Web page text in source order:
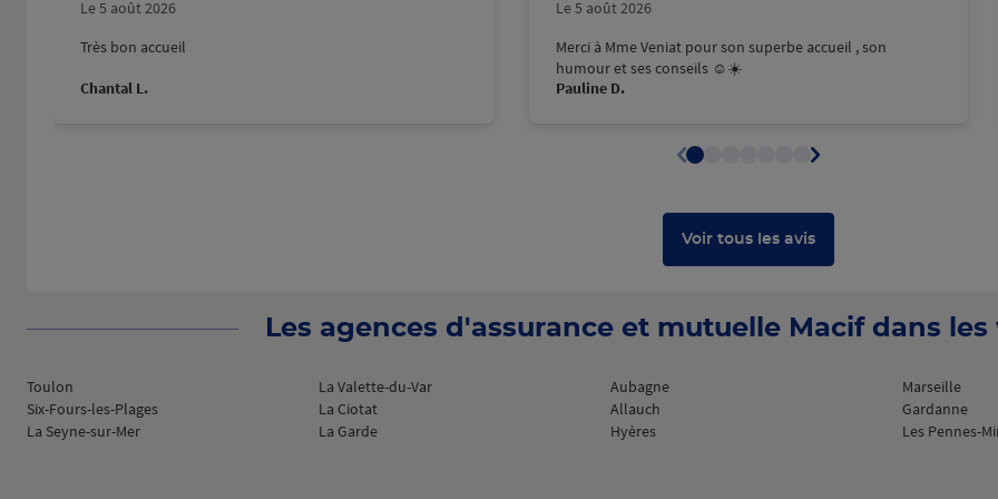
Le 5 août 2026
Très bon accueil
Chantal L.
Le 5 août 2026
Merci à Mme Veniat pour son superbe accueil , son
humour et ses conseils ☺️☀️
Pauline D.
Voir tous les avis
Les agences d'assurance et mutuelle Macif dans
Toulon
Six-Fours-les-Plages
La Seyne-sur-Mer
La Valette-du-Var
La Ciotat
La Garde
Aubagne
Allauch
Hyères
Marseille
Gardanne
Les Pennes-